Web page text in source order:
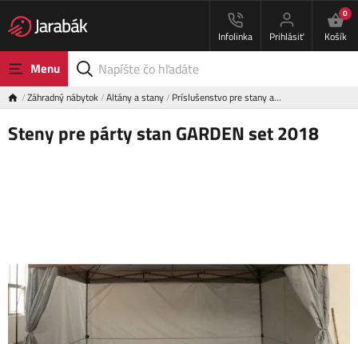
Infolinka Prihlásiť
0
Košík
Menu
Záhradný nábytok Altány a stany Príslušenstvo pre stany a…
Steny pre párty stan GARDEN set 2018